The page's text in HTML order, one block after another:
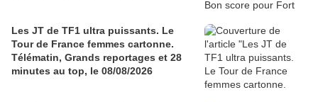
Les JT de TF1 ultra puissants. Le
Tour de France femmes cartonne.
Télématin, Grands reportages et 28
minutes au top, le 08/08/2026